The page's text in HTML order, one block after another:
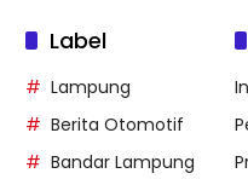
Label
Lampung
Berita Otomotif
Bandar Lampung